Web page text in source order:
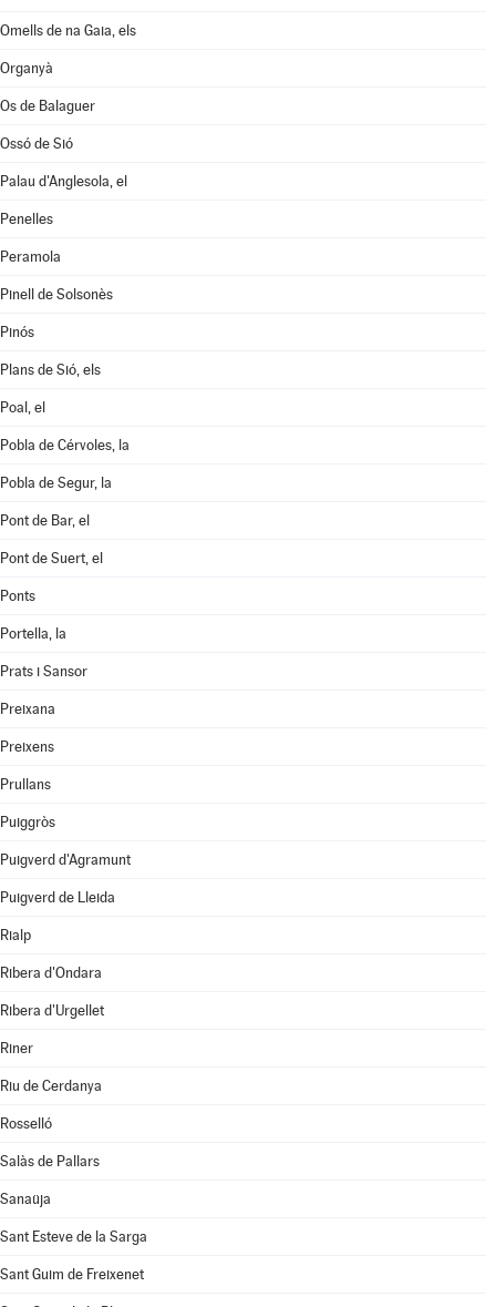
Omells de na Gaia, els
Organyà
Os de Balaguer
Ossó de Sió
Palau d'Anglesola, el
Penelles
Peramola
Pinell de Solsonès
Pinós
Plans de Sió, els
Poal, el
Pobla de Cérvoles, la
Pobla de Segur, la
Pont de Bar, el
Pont de Suert, el
Ponts
Portella, la
Prats i Sansor
Preixana
Preixens
Prullans
Puiggròs
Puigverd d'Agramunt
Puigverd de Lleida
Rialp
Ribera d'Ondara
Ribera d'Urgellet
Riner
Riu de Cerdanya
Rosselló
Salàs de Pallars
Sanaüja
Sant Esteve de la Sarga
Sant Guim de Freixenet